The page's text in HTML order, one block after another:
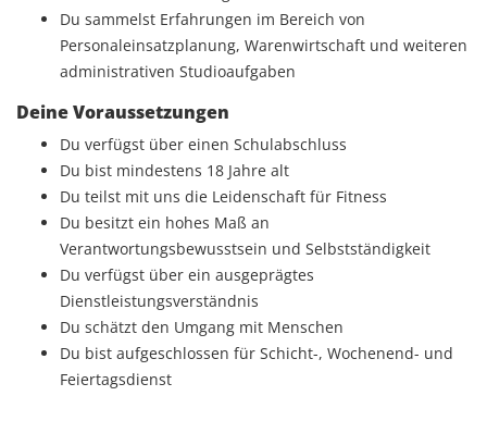
Du sammelst Erfahrungen im Bereich von
Personaleinsatzplanung, Warenwirtschaft und weiteren
administrativen Studioaufgaben
Deine Voraussetzungen
Du verfügst über einen Schulabschluss
Du bist mindestens 18 Jahre alt
Du teilst mit uns die Leidenschaft für Fitness
Du besitzt ein hohes Maß an
Verantwortungsbewusstsein und Selbstständigkeit
Du verfügst über ein ausgeprägtes
Dienstleistungsverständnis
Du schätzt den Umgang mit Menschen
Du bist aufgeschlossen für Schicht-, Wochenend- und
Feiertagsdienst